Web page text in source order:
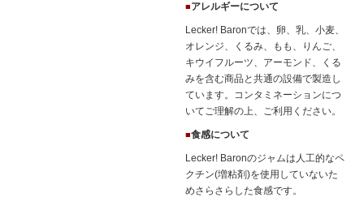
■アレルギーについて
Lecker! Baronでは、卵、乳、小麦、
オレンジ、くるみ、もも、りんご、
キウイフルーツ、アーモンド、くる
みを含む商品と共通の設備で製造し
ています。コンタミネーションにつ
いてご理解の上、ご利用ください。
■食感について
Lecker! Baronのジャムは人工的なペ
クチン(増粘剤)を使用していないた
めさらさらした食感です。